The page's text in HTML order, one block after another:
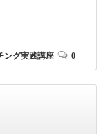
ング実践講座 0